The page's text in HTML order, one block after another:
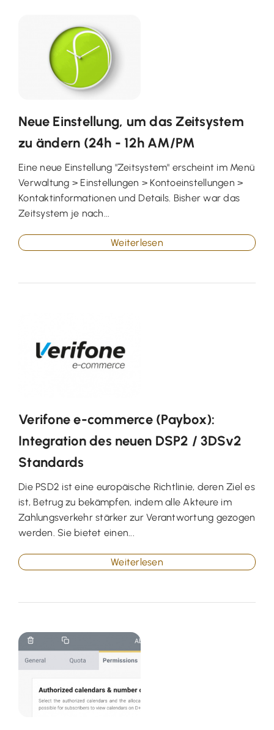
Neue Einstellung, um das Zeitsystem
zu ändern (24h - 12h AM/PM
Eine neue Einstellung "Zeitsystem" erscheint im Menü
Verwaltung > Einstellungen > Kontoeinstellungen >
Kontaktinformationen und Details. Bisher war das
Zeitsystem je nach...
Weiterlesen
Verifone e-commerce (Paybox):
Integration des neuen DSP2 / 3DSv2
Standards
Die PSD2 ist eine europäische Richtlinie, deren Ziel es
ist, Betrug zu bekämpfen, indem alle Akteure im
Zahlungsverkehr stärker zur Verantwortung gezogen
werden. Sie bietet einen...
Weiterlesen